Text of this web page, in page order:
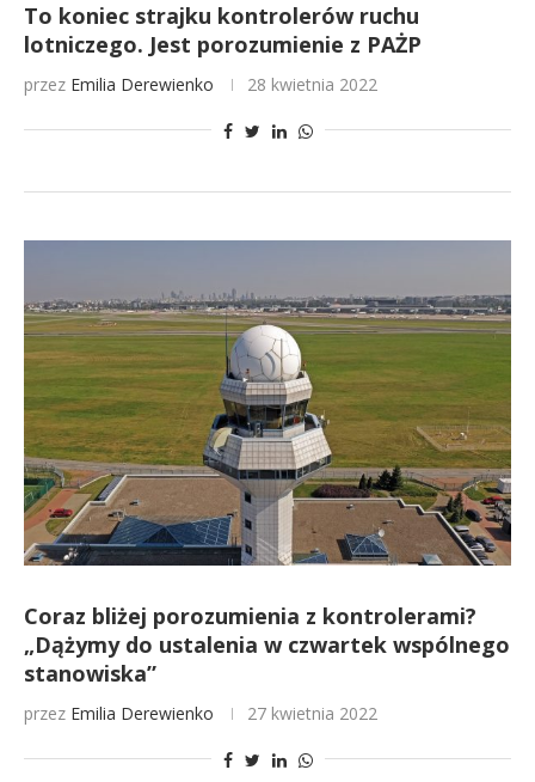
To koniec strajku kontrolerów ruchu
lotniczego. Jest porozumienie z PAŻP
przez Emilia Derewienko 28 kwietnia 2022
Coraz bliżej porozumienia z kontrolerami?
„Dążymy do ustalenia w czwartek wspólnego
stanowiska”
przez Emilia Derewienko 27 kwietnia 2022